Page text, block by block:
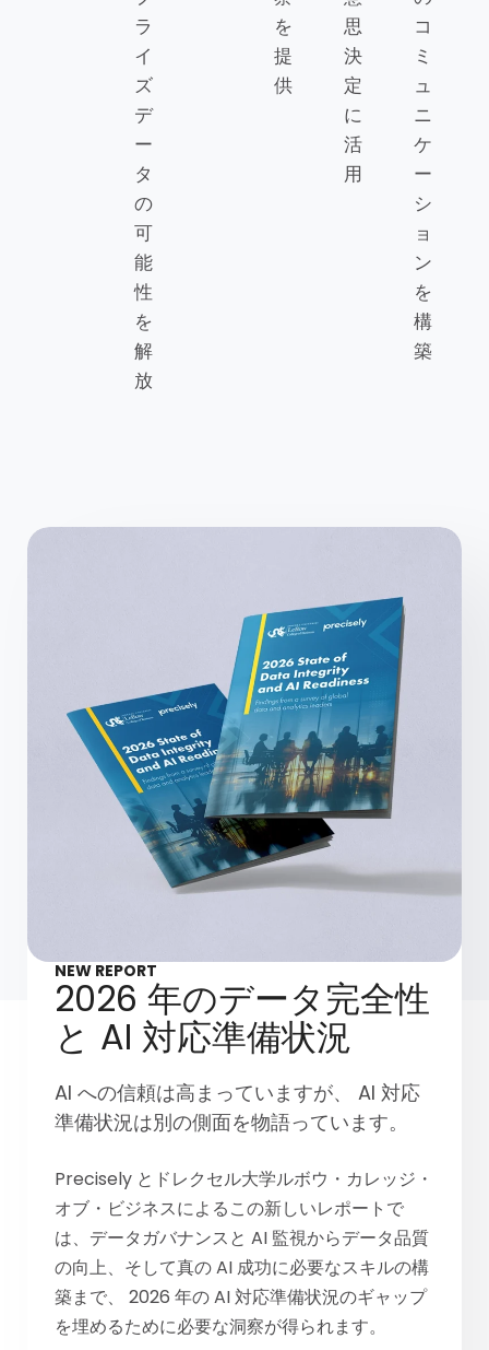
ラ
イ
ズ
デ
ー
タ
の
可
能
性
を
解
放
を
提
供
思
決
定
に
活
用
コ
ミ
ュ
ニ
ケ
ー
シ
ョ
ン
を
構
築
NEW REPORT
2026 年のデータ完全性
と AI 対応準備状況
AI への信頼は高まっていますが、 AI 対応
準備状況は別の側面を物語っています。
Precisely とドレクセル大学ルボウ・カレッジ・
オブ・ビジネスによるこの新しいレポートで
は、データガバナンスと AI 監視からデータ品質
の向上、そして真の AI 成功に必要なスキルの構
築まで、 2026 年の AI 対応準備状況のギャップ
を埋めるために必要な洞察が得られます。